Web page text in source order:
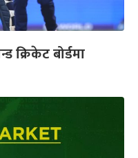
क्रिकेट बोर्डमा